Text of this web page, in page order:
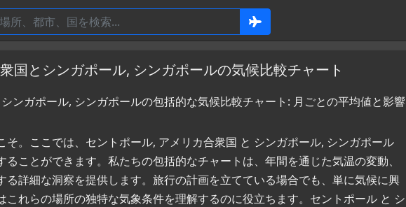
国とシンガポール, シンガポールの気候比較チャート
ンガポール, シンガポールの包括的な気候比較チャート: 月ごとの平均値と影響
。ここでは、セントポール, アメリカ合衆国 と シンガポール, シンガポール
ことができます。私たちの包括的なチャートは、年間を通じた気温の変動、
る詳細な洞察を提供します。旅行の計画を立てている場合でも、単に気候に興
これらの場所の独特な気象条件を理解するのに役立ちます。セントポール と シ